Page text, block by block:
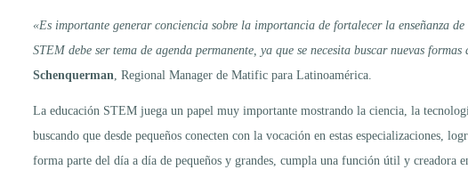
«Es importante generar conciencia sobre la importancia de fortalecer la enseñanza
STEM debe ser tema de agenda permanente, ya que se necesita buscar nuevas
Schenquerman , Regional Manager de Matific para Latinoamérica.
La educación STEM juega un papel muy importante mostrando la ciencia, la
buscando que desde pequeños conecten con la vocación en estas especializaciones,
forma parte del día a día de pequeños y grandes, cumpla una función útil y creadora